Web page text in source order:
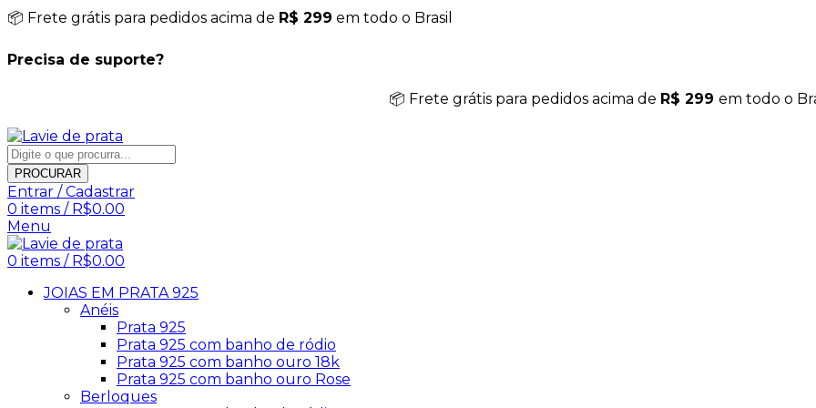
📦 Frete grátis para pedidos acima de R$ 299 em todo o Brasil
Precisa de suporte?
📦 Frete grátis para pedidos acima de R$ 299 em todo o
PROCURAR
Entrar / Cadastrar
0 items / R$0.00
Menu
0 items / R$0.00
JOIAS EM PRATA 925
Anéis
Prata 925
Prata 925 com banho de ródio
Prata 925 com banho ouro 18k
Prata 925 com banho ouro Rose
Berloques